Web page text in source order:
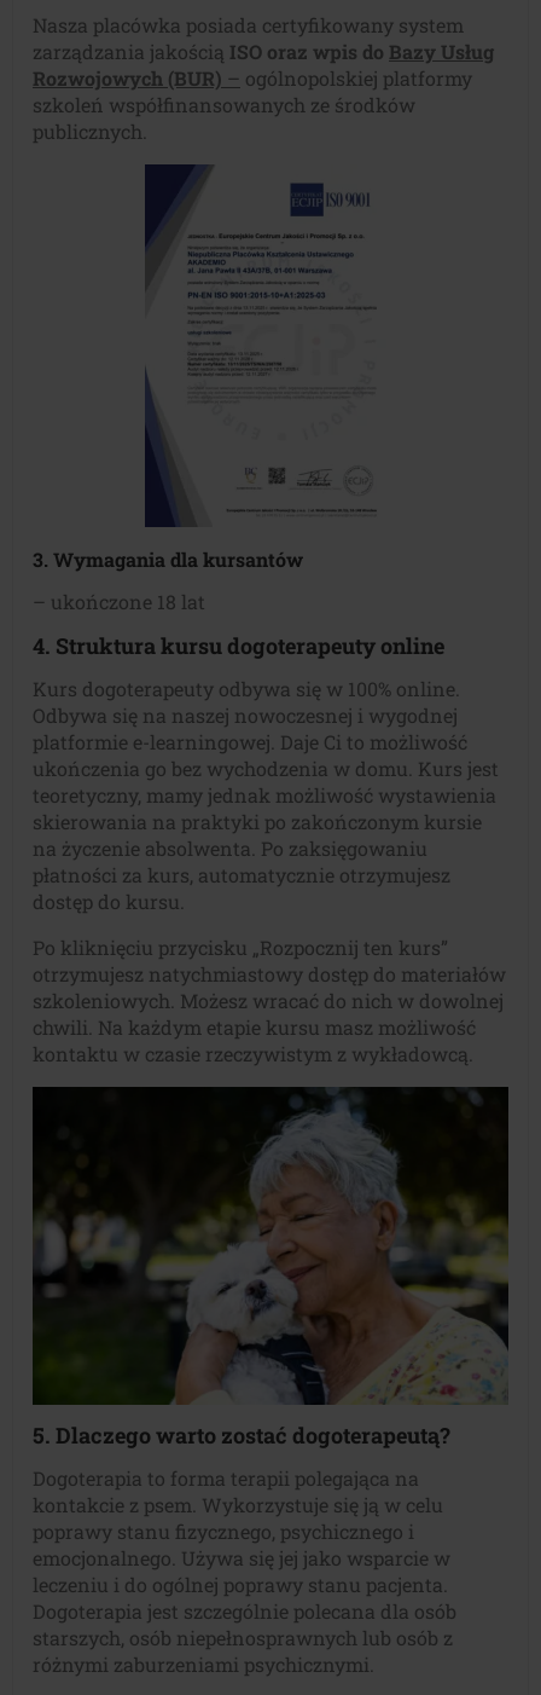
Nasza placówka posiada certyfikowany system
zarządzania jakością ISO oraz wpis do Bazy Usług
Rozwojowych (BUR) – ogólnopolskiej platformy
szkoleń współfinansowanych ze środków
publicznych.
3. Wymagania dla kursantów
– ukończone 18 lat
4. Struktura kursu dogoterapeuty online
Kurs dogoterapeuty odbywa się w 100% online.
Odbywa się na naszej nowoczesnej i wygodnej
platformie e-learningowej. Daje Ci to możliwość
ukończenia go bez wychodzenia w domu. Kurs jest
teoretyczny, mamy jednak możliwość wystawienia
skierowania na praktyki po zakończonym kursie
na życzenie absolwenta. Po zaksięgowaniu
płatności za kurs, automatycznie otrzymujesz
dostęp do kursu.
Po kliknięciu przycisku „Rozpocznij ten kurs”
otrzymujesz natychmiastowy dostęp do materiałów
szkoleniowych. Możesz wracać do nich w dowolnej
chwili. Na każdym etapie kursu masz możliwość
kontaktu w czasie rzeczywistym z wykładowcą.
5. Dlaczego warto zostać dogoterapeutą?
Dogoterapia to forma terapii polegająca na
kontakcie z psem. Wykorzystuje się ją w celu
poprawy stanu fizycznego, psychicznego i
emocjonalnego. Używa się jej jako wsparcie w
leczeniu i do ogólnej poprawy stanu pacjenta.
Dogoterapia jest szczególnie polecana dla osób
starszych, osób niepełnosprawnych lub osób z
różnymi zaburzeniami psychicznymi.